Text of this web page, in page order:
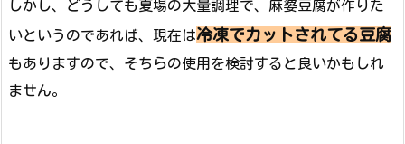
しかし、どうしても夏場の大量調理で、麻婆豆腐が作りた
いというのであれば、現在は冷凍でカットされてる豆腐
もありますので、そちらの使用を検討すると良いかもしれ
ません。